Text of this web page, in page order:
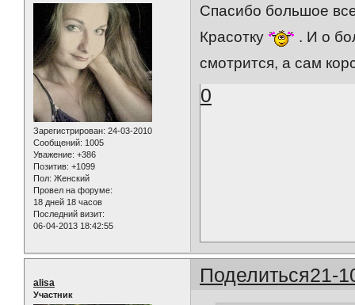
Зарегистрирован: 24-03-2010
Сообщений: 1005
Уважение: +386
Позитив: +1099
Пол: Женский
Провел на форуме:
18 дней 18 часов
Последний визит:
06-04-2013 18:42:55
Спасибо большое
Красотку
. И о
смотрится, а сам
0
Поделиться21-
alisa
Участник